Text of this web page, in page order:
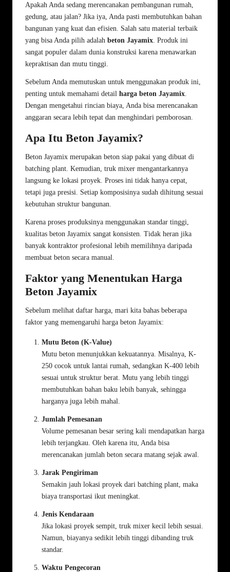
Apakah Anda sedang merencanakan pembangunan rumah,
gedung, atau jalan? Jika iya, Anda pasti membutuhkan bahan
bangunan yang kuat dan efisien. Salah satu material terbaik
yang bisa Anda pilih adalah beton Jayamix . Produk ini
sangat populer dalam dunia konstruksi karena menawarkan
kepraktisan dan mutu tinggi.
Sebelum Anda memutuskan untuk menggunakan produk ini,
penting untuk memahami detail harga beton Jayamix
Dengan mengetahui rincian biaya, Anda bisa merencanakan
anggaran secara lebih tepat dan menghindari pemborosan.
Apa Itu Beton Jayamix?
Beton Jayamix merupakan beton siap pakai yang dibuat di
batching plant. Kemudian, truk mixer mengantarkannya
langsung ke lokasi proyek. Proses ini tidak hanya cepat,
tetapi juga presisi. Setiap komposisinya sudah dihitung sesuai
kebutuhan struktur bangunan.
Karena proses produksinya menggunakan standar tinggi,
kualitas beton Jayamix sangat konsisten. Tidak heran jika
banyak kontraktor profesional lebih memilihnya daripada
membuat beton secara manual.
Faktor yang Menentukan Harga
Beton Jayamix
Sebelum melihat daftar harga, mari kita bahas beberapa
faktor yang memengaruhi harga beton Jayamix:
Mutu Beton (K-Value)
Mutu beton menunjukkan kekuatannya. Misalnya, K-
250 cocok untuk lantai rumah, sedangkan K-400 lebih
sesuai untuk struktur berat. Mutu yang lebih tinggi
membutuhkan bahan baku lebih banyak, sehingga
harganya juga lebih mahal.
Jumlah Pemesanan
Volume pemesanan besar sering kali mendapatkan harga
lebih terjangkau. Oleh karena itu, Anda bisa
merencanakan jumlah beton secara matang sejak awal.
Jarak Pengiriman
Semakin jauh lokasi proyek dari batching plant, maka
biaya transportasi ikut meningkat.
Jenis Kendaraan
Jika lokasi proyek sempit, truk mixer kecil lebih sesuai.
Namun, biayanya sedikit lebih tinggi dibanding truk
standar.
Waktu Pengecoran